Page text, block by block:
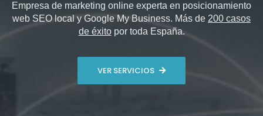
Empresa de marketing online experta en posicionamiento
web SEO local y Google My Business. Más de 200 casos
de éxitopor toda España.
VER SERVICIOS